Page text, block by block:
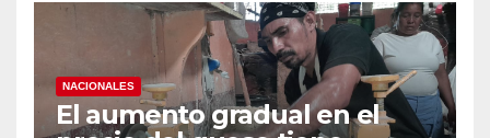
NACIONALES
El aumento gradual en el